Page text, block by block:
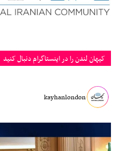
کیهان لندن را در اینستاگرام دنبال کنید
kayhanlondon